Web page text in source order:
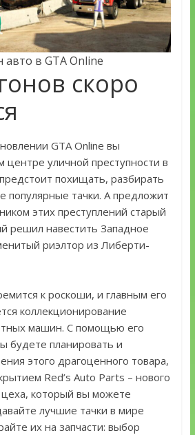
авто в GTA Online
скоро
GTA Online вы
центре уличной преступности в
похищать, разбирать
популярные тачки. А предложит
этих преступлений старый
решил навестить Западное
риэлтор из Либерти-
к роскоши, и главным его
коллекционирование
машин. С помощью его
будете планировать и
этого драгоценного товара,
Red’s Auto Parts – нового
который вы можете
лучшие тачки в мире
их на запчасти: выбор